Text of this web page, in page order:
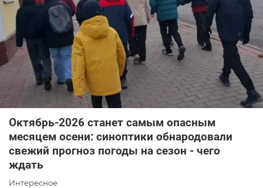
Октябрь-2026 станет самым опасным
месяцем осени: синоптики обнародовали
свежий прогноз погоды на сезон - чего
ждать
Интересное